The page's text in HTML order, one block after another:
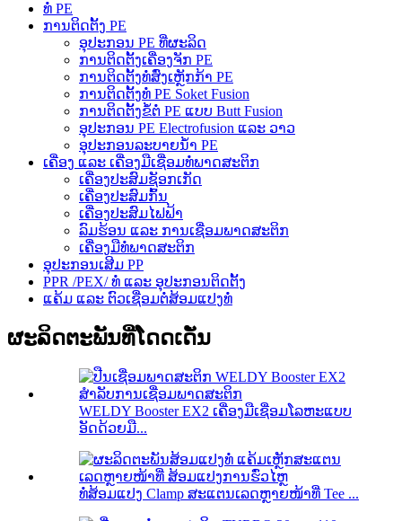
ທໍ່ PE
ການຕິດຕັ້ງ PE
ອຸປະກອນ PE ທີ່ຜະລິດ
ການຕິດຕັ້ງເຄື່ອງຈັກ PE
ການຕິດຕັ້ງທໍ່ສົ່ງເຫຼັກກ້າ PE
ການຕິດຕັ້ງທໍ່ PE Soket Fusion
ການຕິດຕັ້ງຂໍ້ຕໍ່ PE ແບບ Butt Fusion
ອຸປະກອນ PE Electrofusion ແລະ ວາວ
ອຸປະກອນລະບາຍນ້ຳ PE
ເຄື່ອງ ແລະ ເຄື່ອງມືເຊື່ອມທໍ່ພາດສະຕິກ
ເຄື່ອງປະສົມຊັອກເກັດ
ເຄື່ອງປະສົມກົ້ນ
ເຄື່ອງປະສົມໄຟຟ້າ
ລົມຮ້ອນ ແລະ ການເຊື່ອມພາດສະຕິກ
ເຄື່ອງມືທໍ່ພາດສະຕິກ
ອຸປະກອນເສີມ PP
PPR /PEX/ ທໍ່ ແລະ ອຸປະກອນຕິດຕັ້ງ
ແຄ້ມ ແລະ ຕົວເຊື່ອມຕໍ່ສ້ອມແປງທໍ່
ຜະລິດຕະພັນທີ່ໂດດເດັ່ນ
WELDY Booster EX2 ເຄື່ອງມືເຊື່ອມໂລຫະແບບ
ອັດດ້ວຍມື...
ທໍ່ສ້ອມແປງ Clamp ສະແຕນເລດຫຼາຍໜ້າທີ່ Tee ...